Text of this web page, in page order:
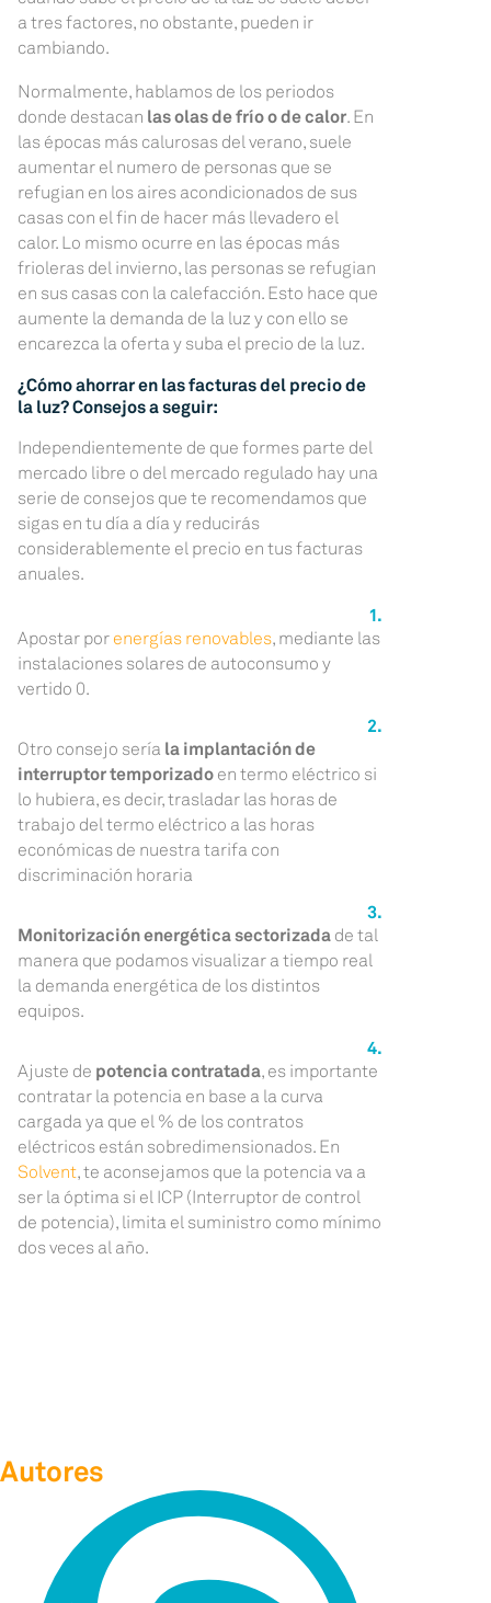
a tres factores, no obstante, pueden ir
cambiando.
Normalmente, hablamos de los periodos
donde destacan las olas de frío o de calor. En
las épocas más calurosas del verano, suele
aumentar el numero de personas que se
refugian en los aires acondicionados de sus
casas con el fin de hacer más llevadero el
calor. Lo mismo ocurre en las épocas más
frioleras del invierno, las personas se refugian
en sus casas con la calefacción. Esto hace que
aumente la demanda de la luz y con ello se
encarezca la oferta y suba el precio de la luz.
¿Cómo ahorrar en las facturas del precio de
la luz? Consejos a seguir:
Independientemente de que formes parte del
mercado libre o del mercado regulado hay una
serie de consejos que te recomendamos que
sigas en tu día a día y reducirás
considerablemente el precio en tus facturas
anuales.
Apostar por energías renovables, mediante las
instalaciones solares de autoconsumo y
vertido 0.
Otro consejo sería la implantación de
interruptor temporizado en termo eléctrico si
lo hubiera, es decir, trasladar las horas de
trabajo del termo eléctrico a las horas
económicas de nuestra tarifa con
discriminación horaria
Monitorización energética sectorizada de tal
manera que podamos visualizar a tiempo real
la demanda energética de los distintos
equipos.
Ajuste de potencia contratada, es importante
contratar la potencia en base a la curva
cargada ya que el % de los contratos
eléctricos están sobredimensionados. En
Solvent, te aconsejamos que la potencia va a
ser la óptima si el ICP (Interruptor de control
de potencia), limita el suministro como mínimo
dos veces al año.
Autores